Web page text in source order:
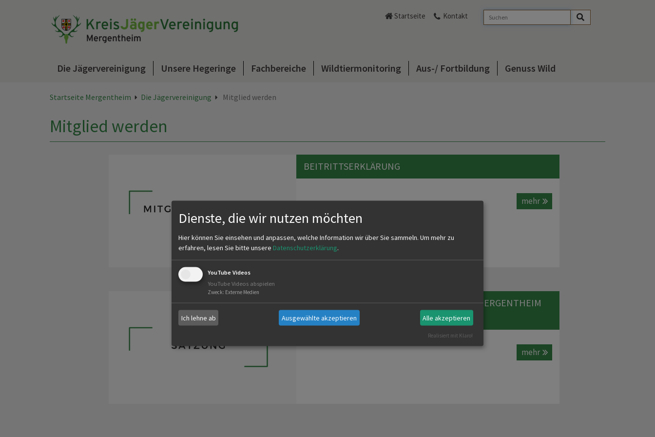
Startseite Kontakt
Die Jägervereinigung Unsere Hegeringe Fachbereiche Wildtiermonitoring Aus-/ Fortbildung Genuss Wild
Startseite Mergentheim Die Jägervereinigung Mitglied werden
Mitglied werden
BEITRITTSERKLÄRUNG
mehr
SATZUNG DER KREISJÄGERVEREINIGUNG MERGENTHEIM
E.V.
mehr
Dienste, die wir nutzen möchten
Hier können Sie einsehen und anpassen, welche Information wir über Sie sammeln. Um mehr zu
erfahren, lesen Sie bitte unsere Datenschutzerklärung.
YouTube Videos
YouTube Videos abspielen
Zweck: Externe Medien
Ich lehne ab Ausgewählte akzeptieren Alle akzeptieren
Realisiert mit Klaro!